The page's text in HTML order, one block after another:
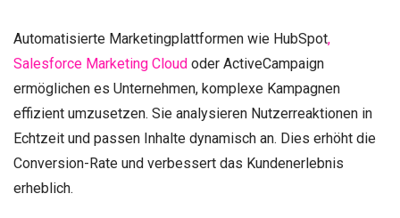
Automatisierte Marketingplattformen wie HubSpot,
Salesforce Marketing Cloud oder ActiveCampaign
ermöglichen es Unternehmen, komplexe Kampagnen
effizient umzusetzen. Sie analysieren Nutzerreaktionen in
Echtzeit und passen Inhalte dynamisch an. Dies erhöht die
Conversion-Rate und verbessert das Kundenerlebnis
erheblich.